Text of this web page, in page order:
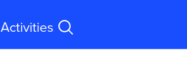
Activities